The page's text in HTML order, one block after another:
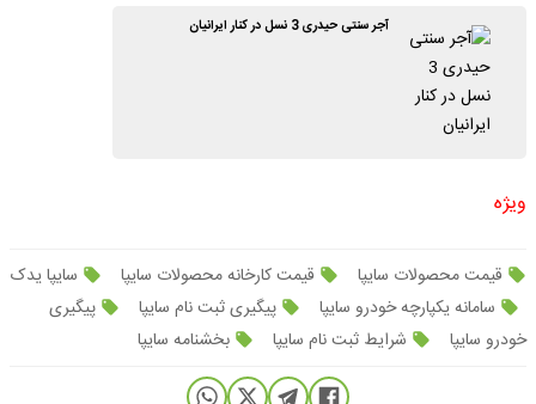
آجر سنتی حیدری 3 نسل در کنار ایرانیان
ویژه
قیمت محصولات سایپا قیمت کارخانه محصولات سایپا
سایپا یدک
سامانه یکپارچه خودرو سایپا
پیگیری ثبت نام سایپا
پیگیری
خودرو سایپا
شرایط ثبت نام سایپا بخشنامه سایپا